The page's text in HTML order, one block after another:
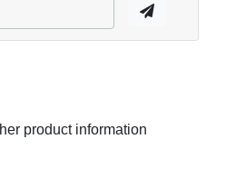
product information